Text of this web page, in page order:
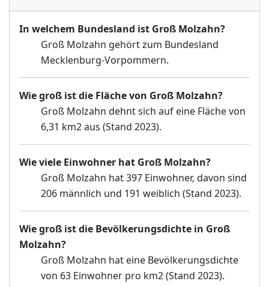
In welchem Bundesland ist Groß Molzahn?
Groß Molzahn gehört zum Bundesland
Mecklenburg-Vorpommern.
Wie groß ist die Fläche von Groß Molzahn?
Groß Molzahn dehnt sich auf eine Fläche von
6,31 km2 aus (Stand 2023).
Wie viele Einwohner hat Groß Molzahn?
Groß Molzahn hat 397 Einwohner, davon sind
206 männlich und 191 weiblich (Stand 2023).
Wie groß ist die Bevölkerungsdichte in Groß
Molzahn?
Groß Molzahn hat eine Bevölkerungsdichte
von 63 Einwohner pro km2 (Stand 2023).